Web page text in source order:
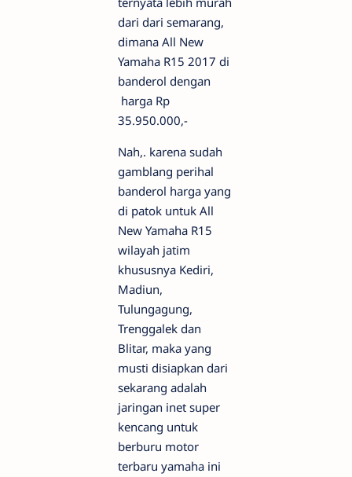
dari dari semarang,
dimana All New
Yamaha R15 2017 di
banderol dengan
harga Rp
35.950.000,-
Nah,. karena sudah
gamblang perihal
banderol harga yang
di patok untuk All
New Yamaha R15
wilayah jatim
khususnya Kediri,
Madiun,
Tulungagung,
Trenggalek dan
Blitar, maka yang
musti disiapkan dari
sekarang adalah
jaringan inet super
kencang untuk
berburu motor
terbaru yamaha ini